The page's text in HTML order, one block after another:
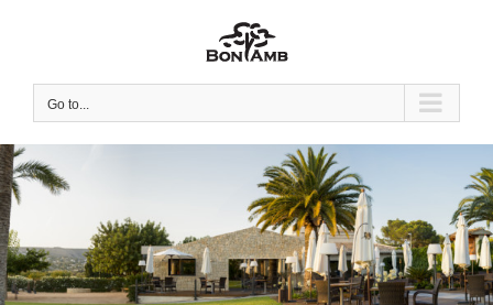
Go to...